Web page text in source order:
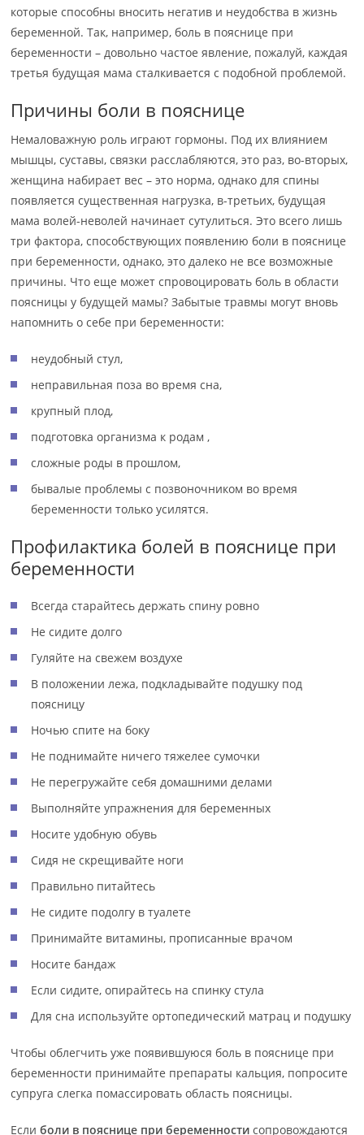
которые способны вносить негатив и неудобства в жизнь
беременной. Так, например, боль в пояснице при
беременности – довольно частое явление, пожалуй, каждая
третья будущая мама сталкивается с подобной проблемой.
Причины боли в пояснице
Немаловажную роль играют гормоны. Под их влиянием
мышцы, суставы, связки расслабляются, это раз, во-вторых,
женщина набирает вес – это норма, однако для спины
появляется существенная нагрузка, в-третьих, будущая
мама волей-неволей начинает сутулиться. Это всего лишь
три фактора, способствующих появлению боли в пояснице
при беременности, однако, это далеко не все возможные
причины. Что еще может спровоцировать боль в области
поясницы у будущей мамы? Забытые травмы могут вновь
напомнить о себе при беременности:
неудобный стул,
неправильная поза во время сна,
крупный плод,
подготовка организма к родам ,
сложные роды в прошлом,
бывалые проблемы с позвоночником во время
беременности только усилятся.
Профилактика болей в пояснице при
беременности
Всегда старайтесь держать спину ровно
Не сидите долго
Гуляйте на свежем воздухе
В положении лежа, подкладывайте подушку под
поясницу
Ночью спите на боку
Не поднимайте ничего тяжелее сумочки
Не перегружайте себя домашними делами
Выполняйте упражнения для беременных
Носите удобную обувь
Сидя не скрещивайте ноги
Правильно питайтесь
Не сидите подолгу в туалете
Принимайте витамины, прописанные врачом
Носите бандаж
Если сидите, опирайтесь на спинку стула
Для сна используйте ортопедический матрац и подушку
Чтобы облегчить уже появившуюся боль в пояснице при
беременности принимайте препараты кальция, попросите
супруга слегка помассировать область поясницы.
Еслиболи в пояснице при беременности сопровождаются